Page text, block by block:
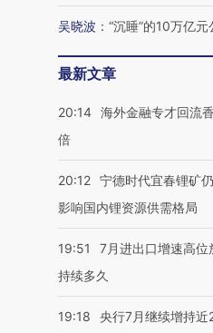
吴晓波 ： “沉睡”的10万亿元
最新文章
20:14 海外金融专才回流
倍
20:12 宁德时代宜春锂矿
影响国内锂资源供需格局
19:51
7月进出口增速高
持续多久
19:18
央行7月继续增持